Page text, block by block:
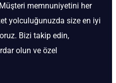
memnuniyetini her
yolculuğunuzda size en iyi
Bizi takip edin,
olun ve özel